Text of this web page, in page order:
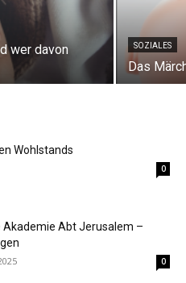
wer davon
SOZIALES
Das
Wohlstands
0
Akademie Abt Jerusalem –
0